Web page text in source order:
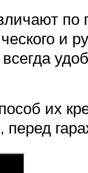
и
их
перед